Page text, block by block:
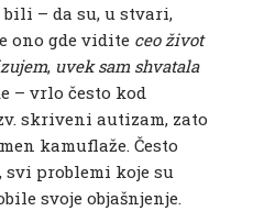
bili – da su, u stvari,
ono gde vidite ceo život
, uvek sam shvatala
– vrlo često kod
skriveni autizam, zato
kamuflaže. Često
problemi koje su
svoje objašnjenje.